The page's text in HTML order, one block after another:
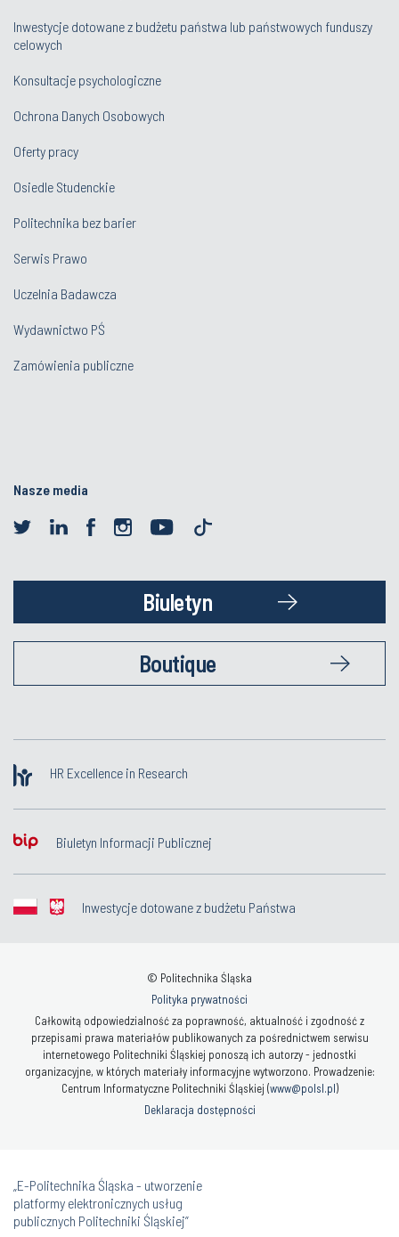
Inwestycje dotowane z budżetu państwa lub państwowych funduszy
celowych
Konsultacje psychologiczne
Ochrona Danych Osobowych
Oferty pracy
Osiedle Studenckie
Politechnika bez barier
Serwis Prawo
Uczelnia Badawcza
Wydawnictwo PŚ
Zamówienia publiczne
Nasze media
Biuletyn
Boutique
HR Excellence in Research
Biuletyn Informacji Publicznej
Inwestycje dotowane z budżetu Państwa
© Politechnika Śląska
Polityka prywatności
Całkowitą odpowiedzialność za poprawność, aktualność i zgodność z
przepisami prawa materiałów publikowanych za pośrednictwem serwisu
internetowego Politechniki Śląskiej ponoszą ich autorzy - jednostki
organizacyjne, w których materiały informacyjne wytworzono. Prowadzenie:
Centrum Informatyczne Politechniki Śląskiej (www@polsl.pl)
Deklaracja dostępności
„E-Politechnika Śląska - utworzenie
platformy elektronicznych usług
publicznych Politechniki Śląskiej”